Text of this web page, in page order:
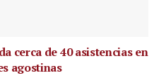
cerca de 40 asistencias en
agostinas